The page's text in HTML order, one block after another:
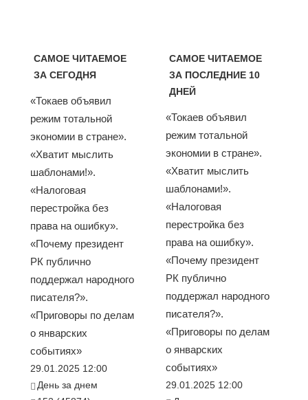
САМОЕ ЧИТАЕМОЕ
ЗА СЕГОДНЯ
«Токаев объявил
режим тотальной
экономии в стране».
«Хватит мыслить
шаблонами!».
«Налоговая
перестройка без
права на ошибку».
«Почему президент
РК публично
поддержал народного
писателя?».
«Приговоры по делам
о январских
событиях»
29.01.2025 12:00
День за днем
САМОЕ ЧИТАЕМОЕ
ЗА ПОСЛЕДНИЕ 10
ДНЕЙ
«Токаев объявил
режим тотальной
экономии в стране».
«Хватит мыслить
шаблонами!».
«Налоговая
перестройка без
права на ошибку».
«Почему президент
РК публично
поддержал народного
писателя?».
«Приговоры по делам
о январских
событиях»
29.01.2025 12:00